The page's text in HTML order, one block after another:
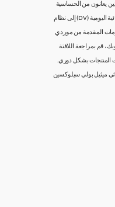
يعانون من الحساسية
الغذائية ولديهم احتياجات غذائية خاصة. إذا كانت لديك أسئلة حول طعامنا، يُرجى التواصل معنا مباشرة على تواصل معنا. تستند النسبة المئوية للقيم الغذائية اليومية (DV) والكميات الغذائية الموصى بها RDIs إلى القيم غير المقيدة. ** تستند النسبة المئوية للقيم الغذائية اليومية (DV) إلى نظام
المقدمة من موردي
قم بمراجعة اللافتة
المنتجات بشكل دوري.
ميثيل بولي سيلوكسين